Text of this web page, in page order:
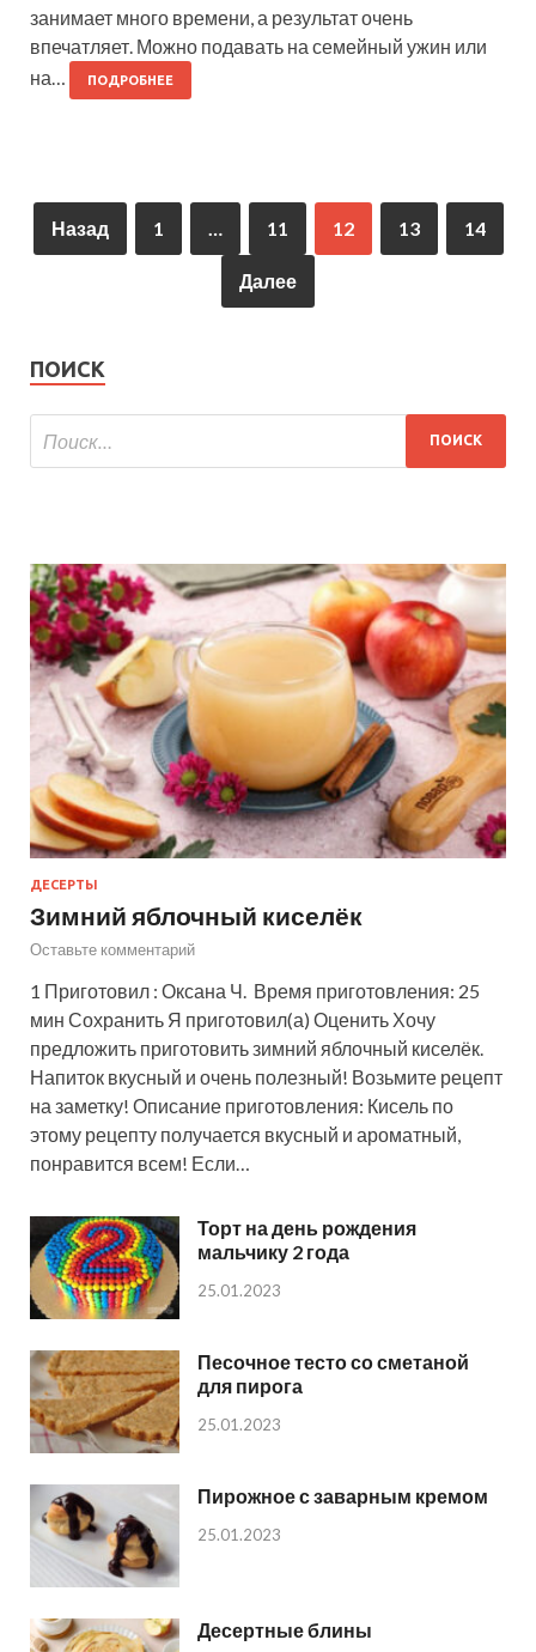
занимает много времени, а результат очень
впечатляет. Можно подавать на семейный ужин или
на…
ПОДРОБНЕЕ
Назад 1 … 11 12 13 14
Далее
ПОИСК
ДЕСЕРТЫ
Зимний яблочный киселёк
Оставьте комментарий
1 Приготовил : Оксана Ч. Время приготовления: 25
мин Сохранить Я приготовил(а) Оценить Хочу
предложить приготовить зимний яблочный киселёк.
Напиток вкусный и очень полезный! Возьмите рецепт
на заметку! Описание приготовления: Кисель по
этому рецепту получается вкусный и ароматный,
понравится всем! Если…
Торт на день рождения
мальчику 2 года
25.01.2023
Песочное тесто со сметаной
для пирога
25.01.2023
Пирожное с заварным кремом
25.01.2023
Десертные блины